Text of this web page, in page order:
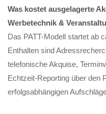
Was kostet ausgelagerte
Werbetechnik &
Das PATT-Modell startet ab
Enthalten sind
telefonische Akquise,
Echtzeit-Reporting über den
erfolgsabhängigen